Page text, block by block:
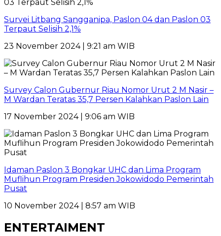
Survei Litbang Sangganipa, Paslon 04 dan Paslon 03
Terpaut Selisih 2,1%
23 November 2024 | 9:21 am WIB
Survey Calon Gubernur Riau Nomor Urut 2 M Nasir –
M Wardan Teratas 35,7 Persen Kalahkan Paslon Lain
17 November 2024 | 9:06 am WIB
Idaman Paslon 3 Bongkar UHC dan Lima Program
Muflihun Program Presiden Jokowidodo Pemerintah
Pusat
10 November 2024 | 8:57 am WIB
ENTERTAIMENT